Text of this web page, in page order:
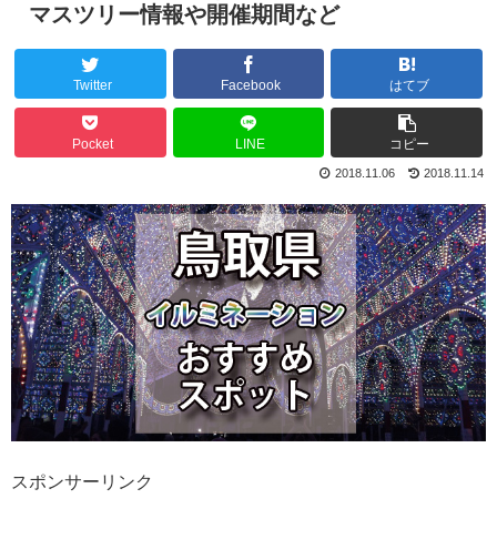
マスツリー情報や開催期間など
Twitter Facebook はてブ
Pocket LINE コピー
2018.11.14
2018.11.06
スポンサーリンク